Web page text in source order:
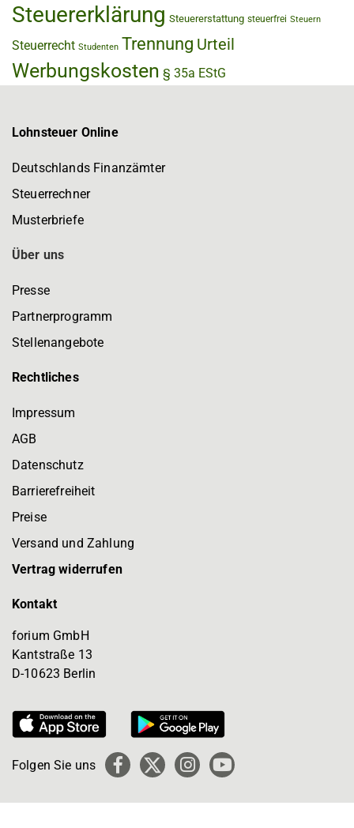
Steuererklärung Steuererstattung steuerfrei Steuern
Steuerrecht Studenten Trennung Urteil
Werbungskosten § 35a EStG
Lohnsteuer Online
Deutschlands Finanzämter
Steuerrechner
Musterbriefe
Über uns
Presse
Partnerprogramm
Stellenangebote
Rechtliches
Impressum
AGB
Datenschutz
Barrierefreiheit
Preise
Versand und Zahlung
Vertrag widerrufen
Kontakt
forium GmbH
Kantstraße 13
D-10623 Berlin
Folgen Sie uns Facebook
X
Instagram